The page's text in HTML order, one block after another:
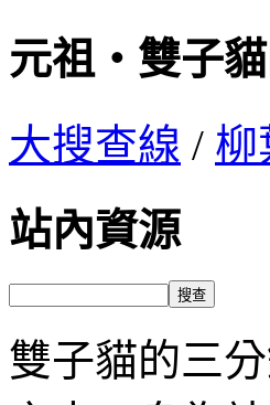
元祖‧雙子
大搜查線 / 柳
站內資源
雙子貓的三